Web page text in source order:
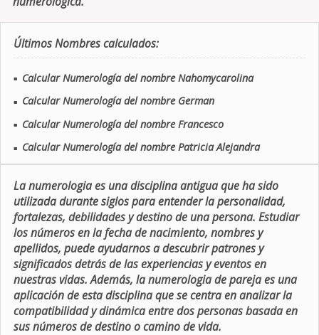
Últimos Nombres calculados:
■ Calcular Numerología del nombre Nahomycarolina
■ Calcular Numerología del nombre German
■ Calcular Numerología del nombre Francesco
■ Calcular Numerología del nombre Patricia Alejandra
La numerologia es una disciplina antigua que ha sido
utilizada durante siglos para entender la personalidad,
fortalezas, debilidades y destino de una persona. Estudiar
los números en la fecha de nacimiento, nombres y
apellidos, puede ayudarnos a descubrir patrones y
significados detrás de las experiencias y eventos en
nuestras vidas. Además, la numerologia de pareja es una
aplicación de esta disciplina que se centra en analizar la
compatibilidad y dinámica entre dos personas basada en
sus números de destino o camino de vida.